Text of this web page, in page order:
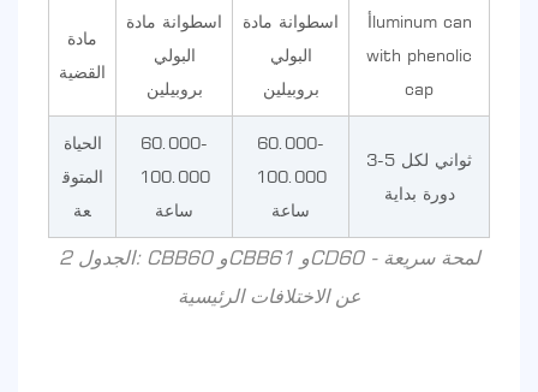
الجدول 2: CBB60 وCBB61 وCD60 - لمحة سريعة
عن الاختلافات الرئيسية
مادة
القضية
اسطوانة مادة
البولي
بروبيلين
اسطوانة مادة
البولي
بروبيلين
أluminum can
with phenolic
cap
الحياة
المتوق
عة
60.000-
100.000
ساعة
60.000-
100.000
ساعة
3-5 ثواني لكل
دورة بداية